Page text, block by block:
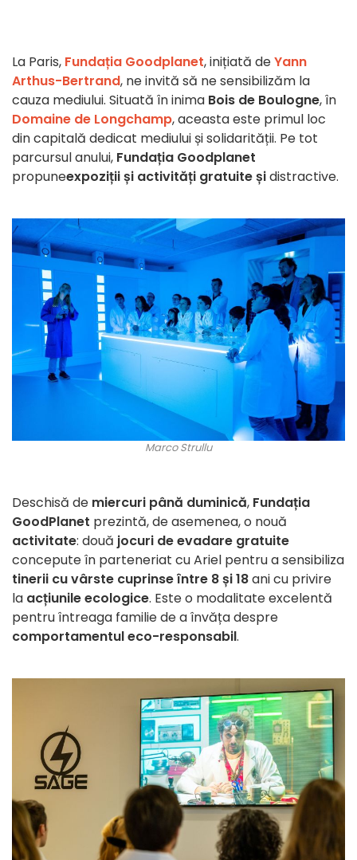
La Paris, Fundația Goodplanet, inițiată deYann
Arthus-Bertrand, ne invită să ne sensibilizăm la
cauza mediului. Situată în inima Bois de Boulogne, în
Domaine de Longchamp, aceasta este primul loc
din capitală dedicat mediului și solidarității. Pe tot
parcursul anului, Fundația Goodplanet
propuneexpoziții și activități gratuite șidistractive.
Marco Strullu
Deschisă de miercuri până duminică, Fundația
GoodPlanet prezintă, de asemenea, o nouă
activitate: două jocuri de evadare gratuite
concepute în parteneriat cu Ariel pentru a sensibiliza
tinerii cu vârste cuprinse între 8 și 18ani cu privire
la acțiunile ecologice. Este o modalitate excelentă
pentru întreaga familie de a învăța despre
comportamentul eco-responsabil.